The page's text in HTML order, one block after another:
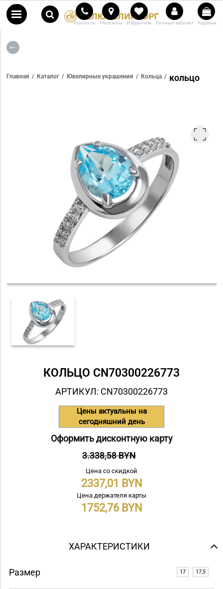
Контакты Магазины Избранное Личный кабинет Корзина
Главная Каталог Ювелирные украшения Кольца кольцо
КОЛЬЦО СN70300226773
АРТИКУЛ: СN70300226773
Цены актуальны на
сегодняшний день
Оформить дисконтную карту
3.338,58 BYN
Цена со скидкой
2337,01
Цена держателя карты
1752,76
ХАРАКТЕРИСТИКИ
Размер 17 17,5